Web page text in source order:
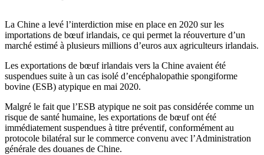
La Chine a levé l’interdiction mise en place en 2020 sur les
importations de bœuf irlandais, ce qui permet la réouverture d’un
marché estimé à plusieurs millions d’euros aux agriculteurs irlandais.
Les exportations de bœuf irlandais vers la Chine avaient été
suspendues suite à un cas isolé d’encéphalopathie spongiforme
bovine (ESB) atypique en mai 2020.
Malgré le fait que l’ESB atypique ne soit pas considérée comme un
risque de santé humaine, les exportations de bœuf ont été
immédiatement suspendues à titre préventif, conformément au
protocole bilatéral sur le commerce convenu avec l’Administration
générale des douanes de Chine.